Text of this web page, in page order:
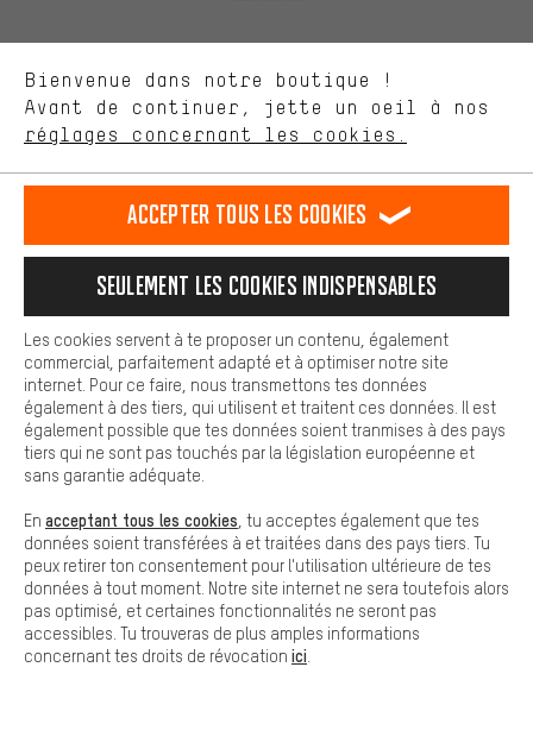
PAIEMENT SÉCURISÉ
LIVRAISON RAPIDE
Laisse-toi conseiller
Rappel Programmé
Bienvenue dans notre boutique !
Avant de continuer, jette un oeil à nos
réglages concernant les cookies.
nous proposons grâce à ton comportement d'achat.
Plus de confort
est plus confortable. Avec les cookies de confort, nous
Nous pouvons ainsi mettre à ta disposition d'autres contenus et
informations utiles. De plus, tu as la possibilité d'utiliser des
facilement les bons produits. Par exemple, nous proposons une
facilement aux questions.
Cookies de base
Les cookies de base garantissent que tu puisses utiliser les
fonctions de notre site web.
Accepter tous les cookies
Seulement les cookies indispensables
Les cookies servent à te proposer un contenu, également
commercial, parfaitement adapté et à optimiser notre site
internet. Pour ce faire, nous transmettons tes données
également à des tiers, qui utilisent et traitent ces données. Il est
également possible que tes données soient tranmises à des pays
tiers qui ne sont pas touchés par la législation européenne et
sans garantie adéquate.
En acceptant tous les cookies , tu acceptes également que tes
données soient transférées à et traitées dans des pays tiers. Tu
peux retirer ton consentement pour l'utilisation ultérieure de tes
données à tout moment. Notre site internet ne sera toutefois alors
pas optimisé, et certaines fonctionnalités ne seront pas
accessibles. Tu trouveras de plus amples informations
concernant tes droits de révocation ici